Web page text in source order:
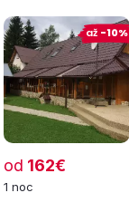
od 162€
1 noc
až -10%